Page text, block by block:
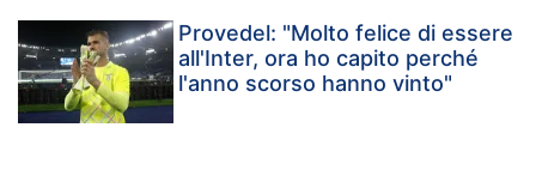
Provedel: "Molto felice di essere
all'Inter, ora ho capito perché
l'anno scorso hanno vinto"